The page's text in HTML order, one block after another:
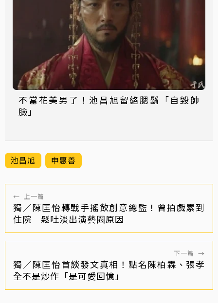
不當花美男了！池昌旭留絡腮鬍「自毀帥
臉」
池昌旭 申惠善
← 上一篇
獨／陳匡怡轉戰手搖飲創意總監！曾拍戲累到
住院 鬆吐淡出演藝圈原因
下一篇 →
獨／陳匡怡首談發文真相！點名陳柏霖、張孝
全不是炒作「是可愛回憶」